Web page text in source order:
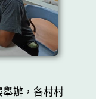
辦，各村村